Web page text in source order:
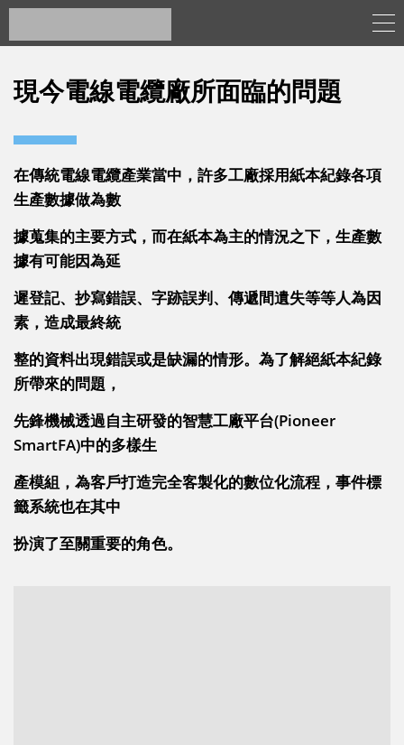
現今電線電纜廠所面臨的問題
在傳統電線電纜產業當中，許多工廠採用紙本紀錄各項
生產數據做為數
據蒐集的主要方式，而在紙本為主的情況之下，生產數
據有可能因為延
遲登記、抄寫錯誤、字跡誤判、傳遞間遺失等等人為因
素，造成最終統
整的資料出現錯誤或是缺漏的情形。為了解絕紙本紀錄
所帶來的問題，
先鋒機械透過自主研發的智慧工廠平台(Pioneer
SmartFA)中的多樣生
產模組，為客戶打造完全客製化的數位化流程，事件標
籤系統也在其中
扮演了至關重要的角色。